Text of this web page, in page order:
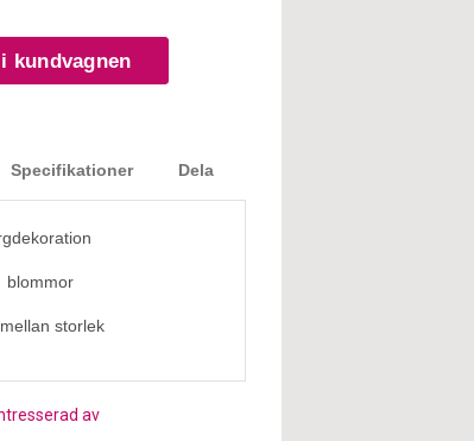
kundvagnen
Specifikationer Dela
storlek
av